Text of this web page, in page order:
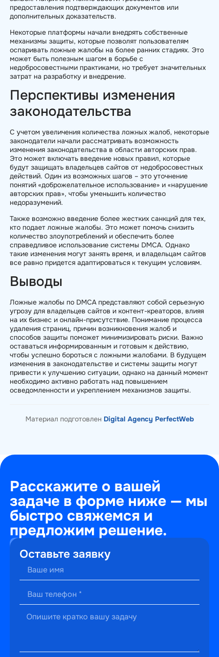
предоставления подтверждающих документов или
дополнительных доказательств.
Некоторые платформы начали внедрять собственные
механизмы защиты, которые позволят пользователям
оспаривать ложные жалобы на более ранних стадиях. Это
может быть полезным шагом в борьбе с
недобросовестными практиками, но требует значительных
затрат на разработку и внедрение.
Перспективы изменения
законодательства
С учетом увеличения количества ложных жалоб, некоторые
законодатели начали рассматривать возможность
изменения законодательства в области авторских прав.
Это может включать введение новых правил, которые
будут защищать владельцев сайтов от недобросовестных
действий. Один из возможных шагов – это уточнение
понятий «доброжелательное использование» и «нарушение
авторских прав», чтобы уменьшить количество
недоразумений.
Также возможно введение более жестких санкций для тех,
кто подает ложные жалобы. Это может помочь снизить
количество злоупотреблений и обеспечить более
справедливое использование системы DMCA. Однако
такие изменения могут занять время, и владельцам сайтов
все равно придется адаптироваться к текущим условиям.
Выводы
Ложные жалобы по DMCA представляют собой серьезную
угрозу для владельцев сайтов и контент-креаторов, влияя
на их бизнес и онлайн-присутствие. Понимание процесса
удаления страниц, причин возникновения жалоб и
способов защиты поможет минимизировать риски. Важно
оставаться информированным и готовым к действию,
чтобы успешно бороться с ложными жалобами. В будущем
изменения в законодательстве и системы защиты могут
привести к улучшению ситуации, однако на данный момент
необходимо активно работать над повышением
осведомленности и укреплением механизмов защиты.
Материал подготовлен Digital Agency PerfectWeb
Расскажите о вашей
задаче в форме ниже — мы
быстро свяжемся и
предложим решение.
(495)
241-
22-
59
ул.
hello@perfectweb.ru
Оставьте заявку